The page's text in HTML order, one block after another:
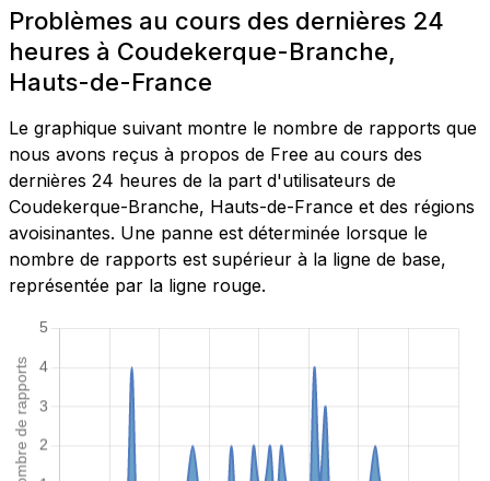
Problèmes au cours des dernières 24
heures à Coudekerque-Branche,
Hauts-de-France
Le graphique suivant montre le nombre de rapports que
nous avons reçus à propos de Free au cours des
dernières 24 heures de la part d'utilisateurs de
Coudekerque-Branche, Hauts-de-France et des régions
avoisinantes. Une panne est déterminée lorsque le
nombre de rapports est supérieur à la ligne de base,
représentée par la ligne rouge.